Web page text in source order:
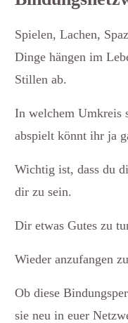
Spielen, Lachen,
Dinge hängen im
Stillen ab.
In welchem Umkreis
abspielt könnt ihr ja
Wichtig ist, dass du
dir zu sein.
Dir etwas Gutes zu
Wieder anzufangen
Ob diese
sie neu in euer